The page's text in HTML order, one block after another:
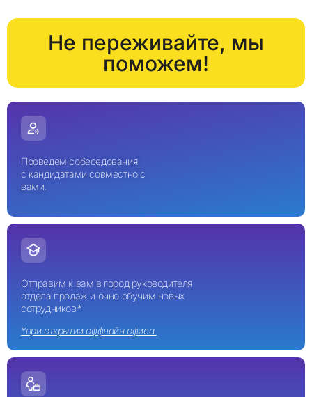
Не переживайте, мы
поможем!
Проведем собеседования
с кандидатами совместно с
вами.
Отправим к вам в город руководителя
отдела продаж и очно обучим новых
сотрудников*
*при открытии оффлайн офиса.